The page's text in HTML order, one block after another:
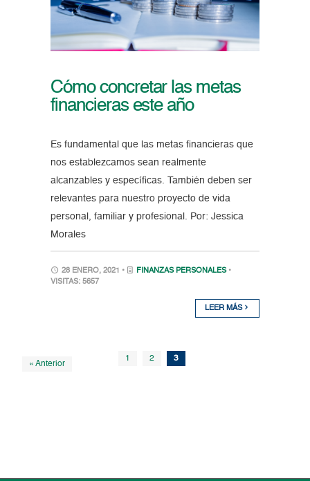
Cómo concretar las metas
financieras este año
Es fundamental que las metas financieras que
nos establezcamos sean realmente
alcanzables y específicas. También deben ser
relevantes para nuestro proyecto de vida
personal, familiar y profesional. Por: Jessica
Morales
28 ENERO, 2021 • FINANZAS PERSONALES •
VISITAS: 5657
LEER MÁS
« Anterior
1 2 3